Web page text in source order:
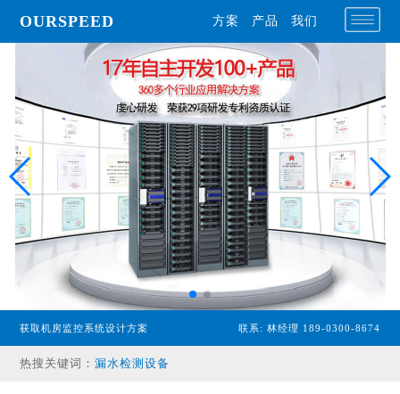
OURSPEED 方案 产品 我们
获取机房监控系统设计方案 联系: 林经理 189-0300-8674
热搜关键词：
专业型主机
漏水检测设备